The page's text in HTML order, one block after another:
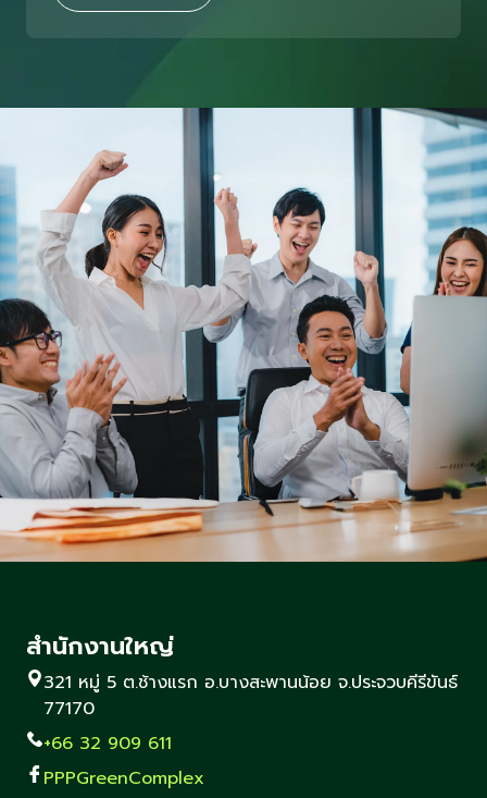
สำนักงานใหญ่
321 หมู่ 5 ต.ช้างแรก อ.บางสะพานน้อย จ.ประจวบคีรีขันธ์
77170
+66 32 909 611
PPPGreenComplex